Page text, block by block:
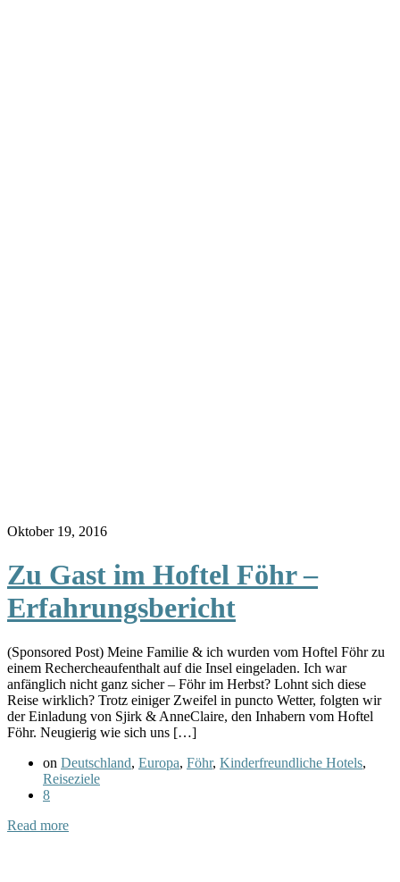
Oktober 19, 2016
Zu Gast im Hoftel Föhr –
Erfahrungsbericht
(Sponsored Post) Meine Familie & ich wurden vom Hoftel Föhr zu
einem Rechercheaufenthalt auf die Insel eingeladen. Ich war
anfänglich nicht ganz sicher – Föhr im Herbst? Lohnt sich diese
Reise wirklich? Trotz einiger Zweifel in puncto Wetter, folgten wir
der Einladung von Sjirk & AnneClaire, den Inhabern vom Hoftel
Föhr. Neugierig wie sich uns […]
on Deutschland, Europa, Föhr, Kinderfreundliche Hotels,
Reiseziele
8
Read more